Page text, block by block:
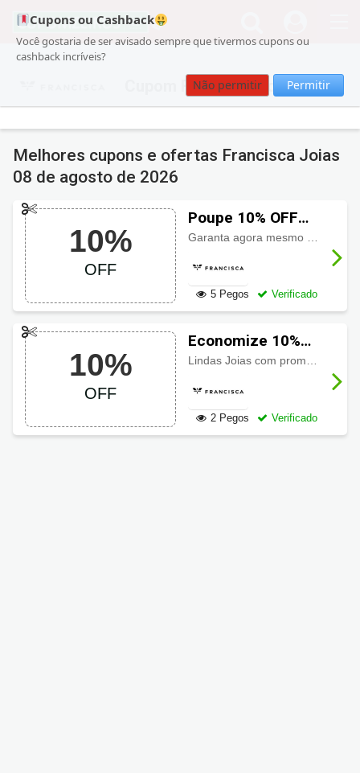
Cupons ou Cashback
Você gostaria de ser avisado sempre que tivermos cupons ou
cashback incríveis?
Não permitir Permitir
Cupom Francisca Joias
Melhores cupons e ofertas Francisca Joias
08 de agosto de 2026
10%
OFF
Poupe 10% OFF
com Cupom
5 Pegos Verificado
10%
OFF
Economize 10%
OFF com cupom
2 Pegos Verificado